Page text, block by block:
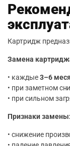
Картридж
Замена
• каждые3–6
• при заметном
• при сильном
Признаки замены:
• снижение